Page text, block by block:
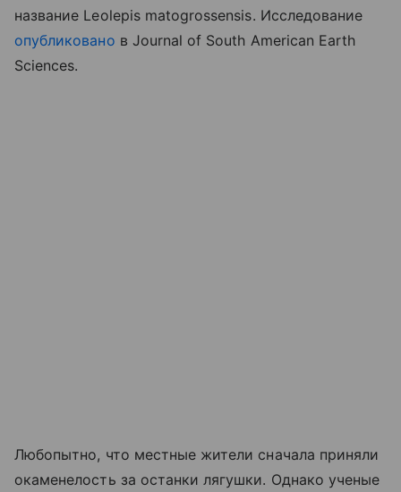
название Leolepis matogrossensis. Исследование
опубликовано в Journal of South American Earth
Sciences.
Любопытно, что местные жители сначала приняли
окаменелость за останки лягушки. Однако ученые